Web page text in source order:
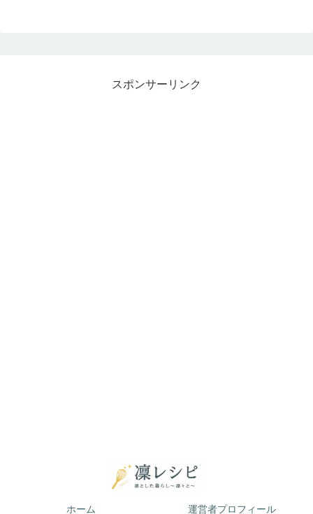
スポンサーリンク
ホーム 運営者プロフィール